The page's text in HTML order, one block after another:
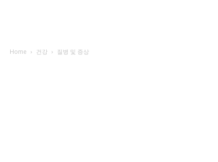
Home 건강 질병 및 증상